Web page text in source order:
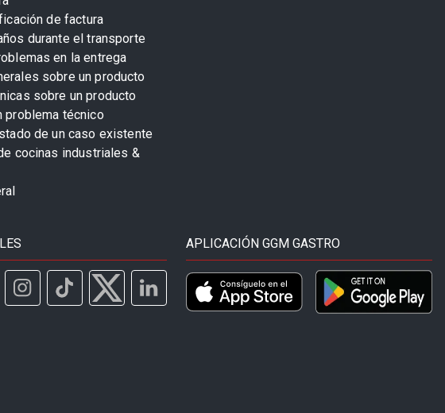
de factura
durante el transporte
en la entrega
sobre un producto
sobre un producto
problema técnico
de un caso existente
cocinas industriales &
APLICACIÓN GGM GASTRO